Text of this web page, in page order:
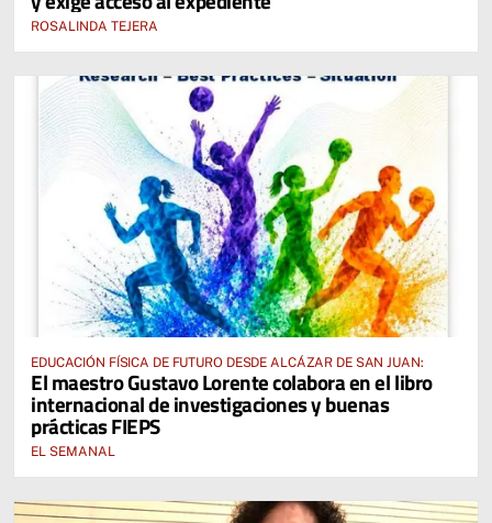
ROSALINDA TEJERA
EDUCACIÓN FÍSICA DE FUTURO DESDE ALCÁZAR DE SAN JUAN:
El maestro Gustavo Lorente colabora en el libro
internacional de investigaciones y buenas
prácticas FIEPS
EL SEMANAL